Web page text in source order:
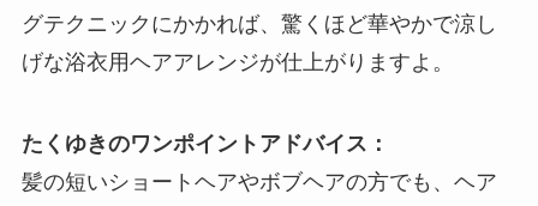
グテクニックにかかれば、驚くほど華やかで涼し
げな浴衣用ヘアアレンジが仕上がりますよ。
たくゆきのワンポイントアドバイス：
髪の短いショートヘアやボブヘアの方でも、ヘア